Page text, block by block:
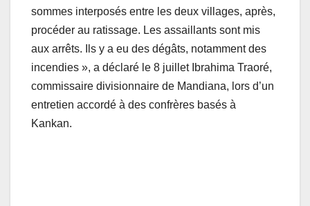
sommes interposés entre les deux villages, après,
procéder au ratissage. Les assaillants sont mis
aux arrêts. Ils y a eu des dégâts, notamment des
incendies », a déclaré le 8 juillet Ibrahima Traoré,
commissaire divisionnaire de Mandiana, lors d’un
entretien accordé à des confrères basés à
Kankan.